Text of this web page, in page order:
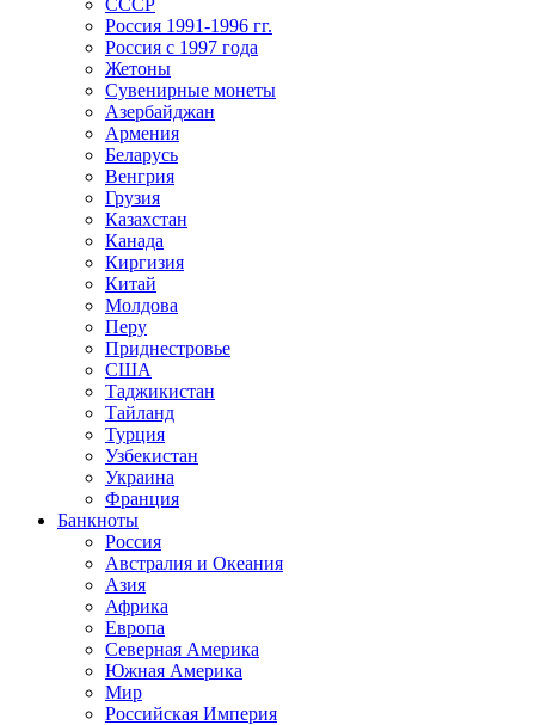
СССР
Россия 1991-1996 гг.
Россия с 1997 года
Жетоны
Сувенирные монеты
Азербайджан
Армения
Беларусь
Венгрия
Грузия
Казахстан
Канада
Киргизия
Китай
Молдова
Перу
Приднестровье
США
Таджикистан
Тайланд
Турция
Узбекистан
Украина
Франция
Банкноты
Россия
Австралия и Океания
Азия
Африка
Европа
Северная Америка
Южная Америка
Мир
Российская Империя